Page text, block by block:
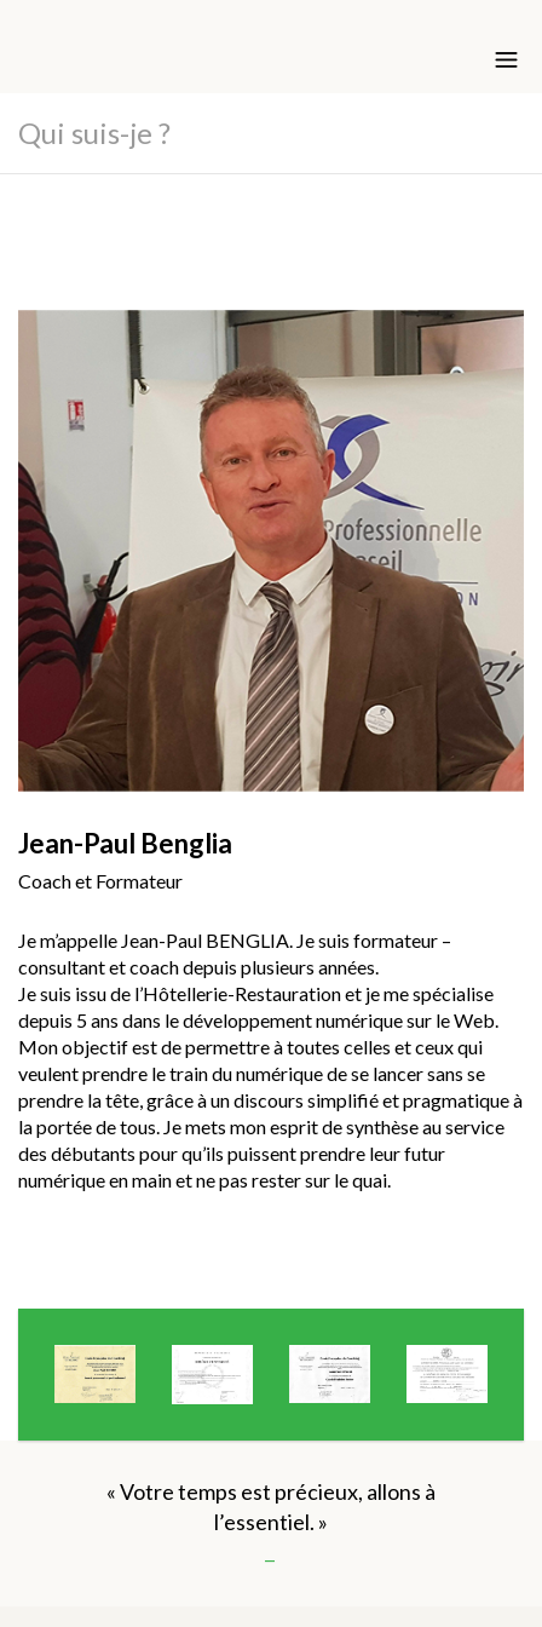
Qui suis-je ?
Jean-Paul Benglia
Coach et Formateur
Je m’appelle Jean-Paul BENGLIA. Je suis formateur –
consultant et coach depuis plusieurs années.
Je suis issu de l’Hôtellerie-Restauration et je me spécialise
depuis 5 ans dans le développement numérique sur le Web.
Mon objectif est de permettre à toutes celles et ceux qui
veulent prendre le train du numérique de se lancer sans se
prendre la tête, grâce à un discours simplifié et pragmatique à
la portée de tous. Je mets mon esprit de synthèse au service
des débutants pour qu’ils puissent prendre leur futur
numérique en main et ne pas rester sur le quai.
« Votre temps est précieux, allons à
l’essentiel. »